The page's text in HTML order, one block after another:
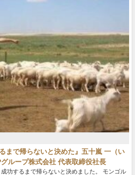
まで帰らないと決めた』五十嵐 一（い
ループ株式会社 代表取締役社長
功するまで帰らないと決めました。 モンゴル